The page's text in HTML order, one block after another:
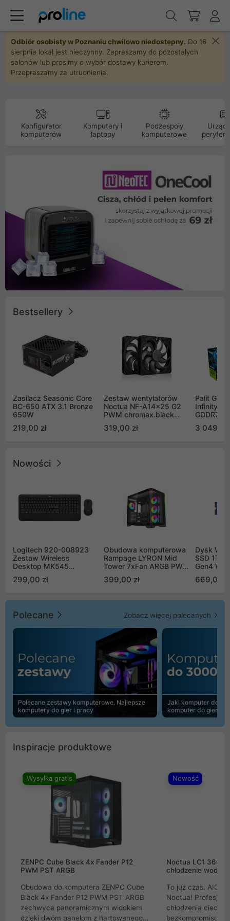
Odbiór osobisty w Poznaniu chwilowo niedostępny. Do 16
sierpnia lokal jest nieczynny. Zapraszamy do pozostałych
salonów lub prosimy o wybór dostawy kurierem.
Przepraszamy za utrudnienia.
Konfigurator
komputerów
Komputery i
laptopy
Podzespoły
komputerowe
Bestsellery
Zasilacz Seasonic Core
BC-650 ATX 3.1 Bronze
650W
219,00 zł
Zestaw wentylatorów
Noctua NF-A14x25 G2
PWM chromax.black
Push Pull (2szt)
319,00 zł
Palit
Infinity 3
GDDR7
GB2050S)
3 049,00
Nowości
Logitech 920-008923
Zestaw Wireless
Desktop MK545
299,00 zł
Obudowa komputerowa
Rampage LYRON Mid
Tower 7xFan ARGB PWM
399,00 zł
Dysk WD
SSD 1TB
Gen4
669,00
Polecane Zobacz więcej polecanych
Polecane zestawy komputerowe. Najlepsze
komputery do gier i pracy
Jaki komputer do
komputer do gier |
Inspiracje produktowe
Wysyłka gratis
ZENPC Cube Black 4x Fander P12
PWM PST ARGB
Obudowa do komputera ZENPC Cube
Black 4x Fander P12 PWM PST ARGB
zachwyca panoramicznym widokiem
dzięki dwóm panelom z hartowanego
Nowość
Noctua LC1
chłodzenie wodne
To już czas. AIO
Noctua!
chłodzenia cieczą